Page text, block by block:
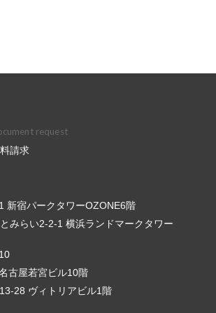
request
請求
新宿パークタワーOZONE6階
みらい2-2-1 横浜ランドマークタワー
古屋若宮ビル10階
28 ヴィトリアビル1階